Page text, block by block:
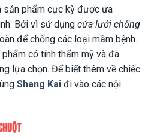
sản phẩm cực kỳ được ưa
Bởi vì sử dụng cửa lưới chống
để chống các loại mầm bệnh.
có tính thẩm mỹ và đa
lựa chọn. Để biết thêm về chiếc
Shang Kai đi vào các nội